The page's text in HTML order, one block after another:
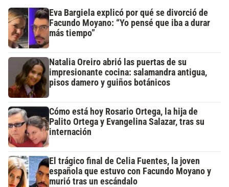
Eva Bargiela explicó por qué se divorció de
Facundo Moyano: “Yo pensé que iba a durar
más tiempo”
Natalia Oreiro abrió las puertas de su
impresionante cocina: salamandra antigua,
pisos damero y guiños botánicos
Cómo está hoy Rosario Ortega, la hija de
Palito Ortega y Evangelina Salazar, tras su
internación
El trágico final de Celia Fuentes, la joven
española que estuvo con Facundo Moyano y
murió tras un escándalo